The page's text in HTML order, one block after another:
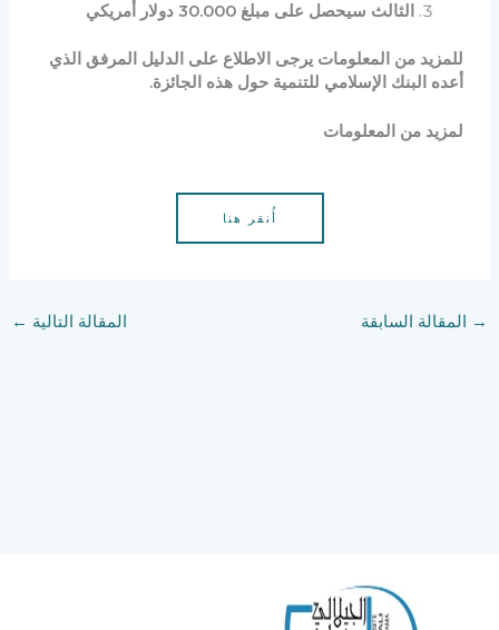
الثالث سيحصل على مبلغ 30.000 دولار أمريكي
للمزيد من المعلومات يرجى الاطلاع على الدليل المرفق الذي
أعده البنك الإسلامي للتنمية حول هذه الجائزة.
لمزيد من المعلومات
أُنقر هنا
→ المقالة السابقة المقالة التالية ←